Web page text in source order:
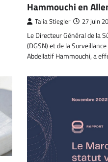
Hammouchi en
Talia Stiegler 27 juin
Le Directeur Général de la
(DGSN) et de la
Abdellatif Hammouchi, a